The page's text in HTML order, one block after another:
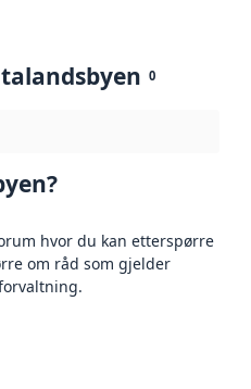
0
hvor du kan etterspørre
om råd som gjelder